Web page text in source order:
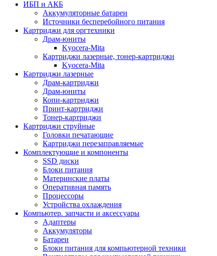
ИБП и АКБ
Аккумуляторные батареи
Источники бесперебойного питания
Картриджи для оргтехники
Драм-юниты
Kyocera-Mita
Картриджи лазерные, тонер-картриджи
Kyocera-Mita
Картриджи лазерные
Драм-картриджи
Драм-юниты
Копи-картриджи
Принт-картриджи
Тонер-картриджи
Картриджи струйные
Головки печатающие
Картриджи перезаправляемые
Комплектующие и компоненты
SSD диски
Блоки питания
Материнские платы
Оперативная память
Процессоры
Устройства охлаждения
Компьютер. запчасти и аксессуары
Адаптеры
Аккумуляторы
Батареи
Блоки питания для компьютерной техники